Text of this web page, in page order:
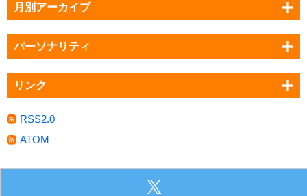
月別アーカイブ
パーソナリティ
リンク
RSS2.0
ATOM